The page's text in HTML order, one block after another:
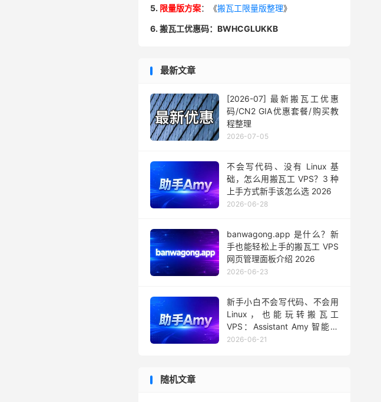
5. 限量版方案：《搬瓦工限量版整理》
6. 搬瓦工优惠码：BWHCGLUKKB
最新文章
[2026-07] 最新搬瓦工优惠
码/CN2 GIA优惠套餐/购买教
程整理
2026-07-05
不会写代码、没有 Linux 基
础，怎么用搬瓦工 VPS？3 种
上手方式新手该怎么选 2026
2026-06-28
banwagong.app 是什么？新
手也能轻松上手的搬瓦工 VPS
网页管理面板介绍 2026
2026-06-23
新手小白不会写代码、不会用
Linux，也能玩转搬瓦工
VPS：Assistant Amy 智能助
手用法 2026
2026-06-21
随机文章